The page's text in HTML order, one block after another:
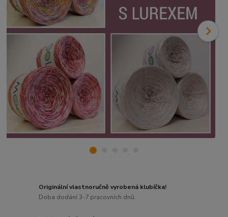
Originální vlastnoručně vyrobená klubíčka!
Doba dodání 3-7 pracovních dnů.